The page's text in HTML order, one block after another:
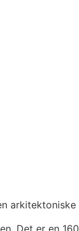
arkitektoniske
Det er en